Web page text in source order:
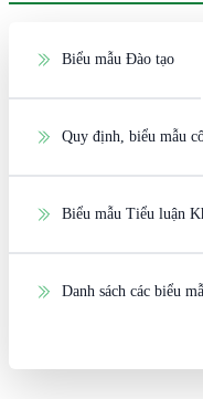
Biểu mẫu Đào tạo
Quy định, biểu mẫu
Biểu mẫu Tiểu luận
Danh sách các biểu